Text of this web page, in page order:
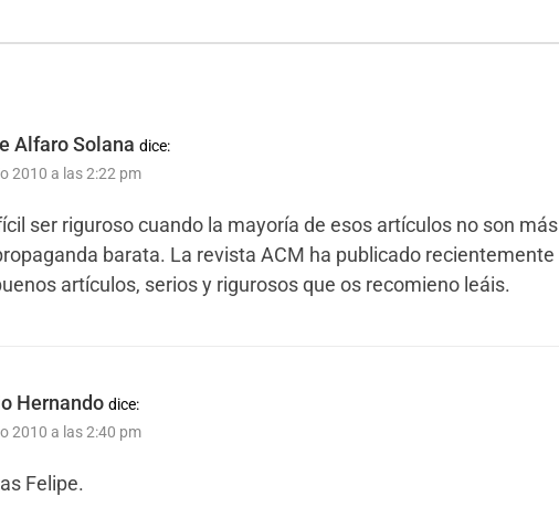
Alfaro Solana dice:
2010 a las 2:22 pm
ser riguroso cuando la mayoría de esos artículos no son más
barata. La revista ACM ha publicado recientemente
artículos, serios y rigurosos que os recomieno leáis.
Hernando dice:
2010 a las 2:40 pm
Felipe.